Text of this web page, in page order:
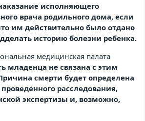
исполняющего
врача родильного дома, если
им действительно было отдано
историю болезни ребенка.
медицинская палата
младенца не связана с этим
смерти будет определена
расследования,
экспертизы и, возможно,